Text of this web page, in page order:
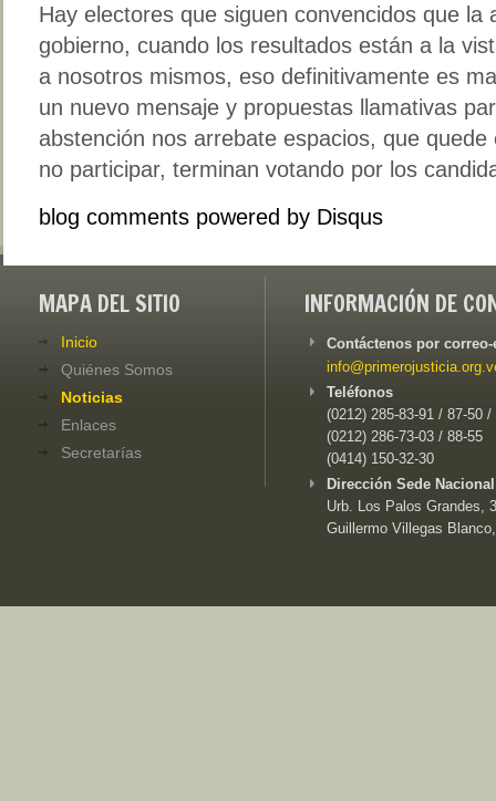
Hay electores que siguen convencidos que la
gobierno, cuando los resultados están a la
a nosotros mismos, eso definitivamente es
un nuevo mensaje y propuestas llamativas
abstención nos arrebate espacios, que
no participar, terminan votando por los
blog comments powered by Disqus
MAPA DEL SITIO
Inicio
Quiénes Somos
Noticias
Enlaces
Secretarías
INFORMACIÓN DE
Contáctenos por
Teléfonos
(0212) 285-83-91 / 87-50 /
(0212) 286-73-03 / 88-55
(0414) 150-32-30
Dirección Sede
Urb. Los Palos Grandes,
Guillermo Villegas